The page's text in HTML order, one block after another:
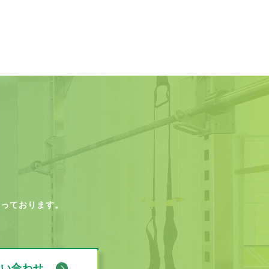
ております。